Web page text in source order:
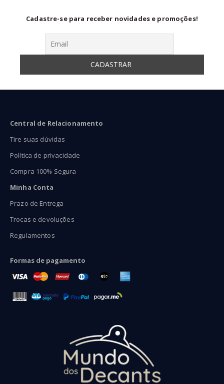
Cadastre-se para receber novidades e promoções!
Central de Relacionamento
Tire suas dúvidas
Política de privacidade
Compra 100% Segura
Minha Conta
Prazo de Entrega
Trocas e devoluções
Regulamentos
Formas de pagamento